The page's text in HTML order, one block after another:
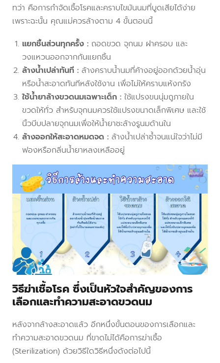
ทว่า คือการกำจัดเชื้อโรคและคราบไขมันนมที่บูดเสียได้ง่าย
เพราะฉะนั้น คุณแม่ควรล้างตาม 4 ขั้นตอนนี้
แยกชิ้นส่วนทุกครั้ง : ถอดขวด จุกนม ฝาครอบ และ
วงแหวนออกจากกันแยกชิ้น
ล้างน้ำเปล่าทันที : ล้างคราบน้ำนมที่ค้างอยู่ออกด้วยน้ำอุ่น
หรือน้ำสะอาดทันทีหลังใช้งาน เพื่อไม่ให้คราบแห้งกรัง
ใช้น้ำยาล้างขวดนมเฉพาะเด็ก : ใช้แปรงขนนุ่มถูภายใน
ขวดให้ทั่ว สำหรับจุกนมควรใช้แปรงขนาดเล็กพิเศษ และใช้
นิ้วบีบปลายจุกนมเพื่อให้น้ำยาชะล้างรูนมด้านใน
ล้างออกให้สะอาดหมดจด : ล้างน้ำเปล่าซ้ำจนแน่ใจว่าไม่มี
ฟองหรือกลิ่นน้ำยาหลงเหลืออยู่
วิธีฆ่าเชื้อโรค ซึ่งเป็นหัวใจสำคัญของการ
เลือกและทำความสะอาดขวดนม
หลังจากล้างสะอาดแล้ว อีกหนึ่งขั้นตอนของการเลือกและ
ทำความสะอาดขวดนม ที่ขาดไม่ได้คือการฆ่าเชื้อ
(Sterilization) ด้วยวิธีใดวิธีหนึ่งดังต่อไปนี้